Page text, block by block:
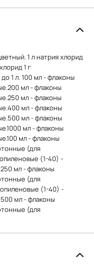
1 л натрия хлорид
1 г
1 л. 100 мл - флаконы
мл - флаконы
мл - флаконы
мл - флаконы
мл - флаконы
мл - флаконы
мл - флаконы
(для
(1-40) -
мл - флаконы
(для
(1-40) -
мл - флаконы
(для